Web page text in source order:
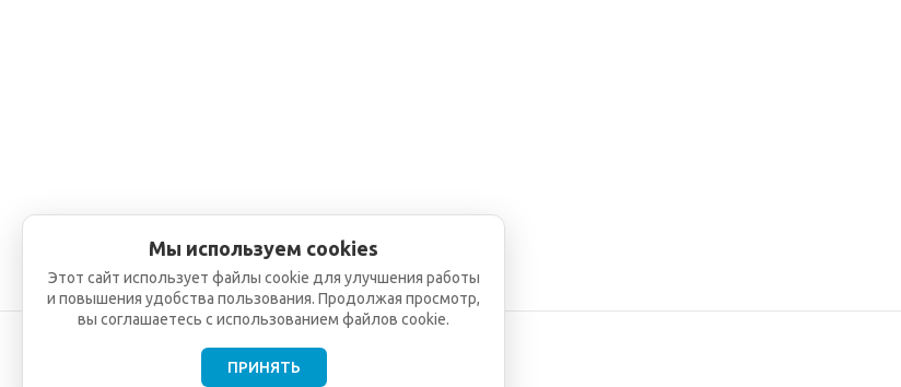
Мы используем cookies
Этот сайт использует файлы cookie для улучшения работы
и повышения удобства пользования. Продолжая просмотр,
вы соглашаетесь с использованием файлов cookie.
ПРИНЯТЬ